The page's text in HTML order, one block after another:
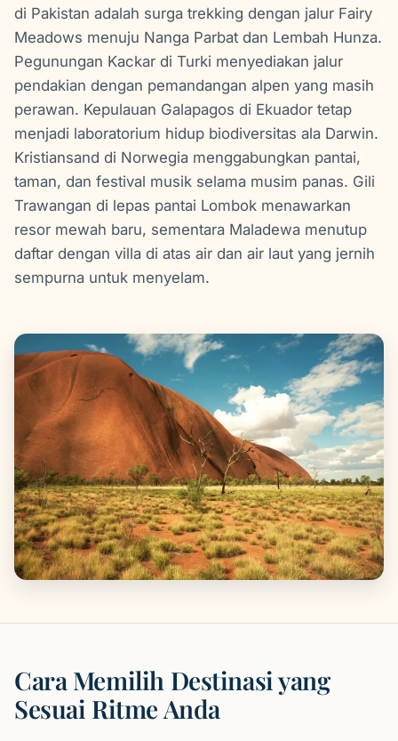
di Pakistan adalah surga trekking dengan jalur Fairy
Meadows menuju Nanga Parbat dan Lembah Hunza.
Pegunungan Kackar di Turki menyediakan jalur
pendakian dengan pemandangan alpen yang masih
perawan. Kepulauan Galapagos di Ekuador tetap
menjadi laboratorium hidup biodiversitas ala Darwin.
Kristiansand di Norwegia menggabungkan pantai,
taman, dan festival musik selama musim panas. Gili
Trawangan di lepas pantai Lombok menawarkan
resor mewah baru, sementara Maladewa menutup
daftar dengan villa di atas air dan air laut yang jernih
sempurna untuk menyelam.
Cara Memilih Destinasi yang
Sesuai Ritme Anda